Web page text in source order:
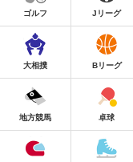
ゴルフ Jリーグ
大相撲 Bリーグ
地方競馬 卓球